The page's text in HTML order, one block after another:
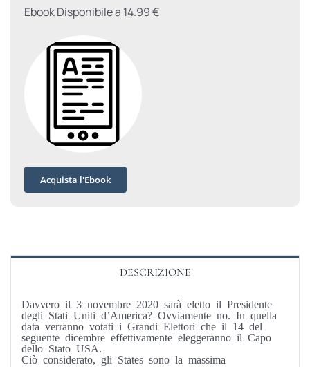
Ebook Disponibile a 14.99 €
Acquista l'Ebook
DESCRIZIONE
Davvero il 3 novembre 2020 sarà eletto il Presidente
degli Stati Uniti d’America? Ovviamente no. In quella
data verranno votati i Grandi Elettori che il 14 del
seguente dicembre effettivamente eleggeranno il Capo
dello Stato USA.
Ciò considerato, gli States sono la massima